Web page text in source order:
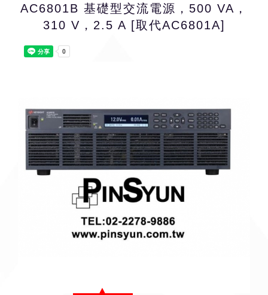
AC6801B 基礎型交流電源，500 VA，
310 V，2.5 A [取代AC6801A]